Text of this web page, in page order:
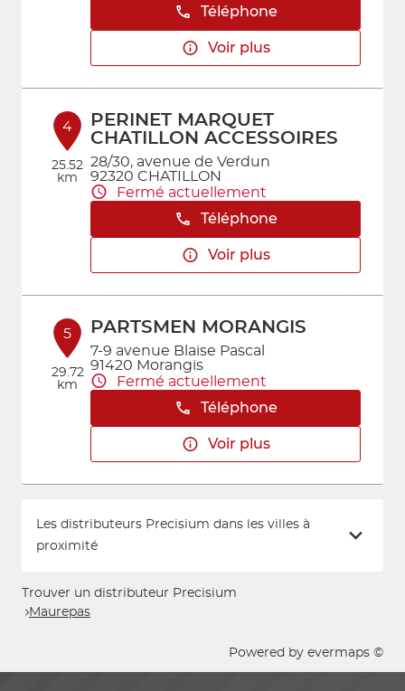
Téléphone
Voir plus
4
25.52
km
PERINET MARQUET
CHATILLON ACCESSOIRES
28/30, avenue de Verdun
92320 CHATILLON
Fermé actuellement
Téléphone
Voir plus
5
29.72
km
PARTSMEN MORANGIS
7-9 avenue Blaise Pascal
91420 Morangis
Fermé actuellement
Téléphone
Voir plus
Les distributeurs Precisium dans les villes à
proximité
Trouver un distributeur Precisium
Maurepas
Powered by evermaps ©